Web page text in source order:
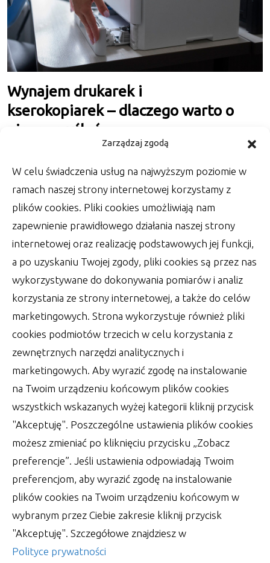
Zarządzaj zgodą
W celu świadczenia usług na najwyższym poziomie w
ramach naszej strony internetowej korzystamy z
plików cookies. Pliki cookies umożliwiają nam
zapewnienie prawidłowego działania naszej strony
internetowej oraz realizację podstawowych jej funkcji,
a po uzyskaniu Twojej zgody, pliki cookies są przez nas
wykorzystywane do dokonywania pomiarów i analiz
korzystania ze strony internetowej, a także do celów
marketingowych. Strona wykorzystuje również pliki
cookies podmiotów trzecich w celu korzystania z
zewnętrznych narzędzi analitycznych i
marketingowych. Aby wyrazić zgodę na instalowanie
na Twoim urządzeniu końcowym plików cookies
wszystkich wskazanych wyżej kategorii kliknij przycisk
"Akceptuję". Poszczególne ustawienia plików cookies
możesz zmieniać po kliknięciu przycisku „Zobacz
preferencje”. Jeśli ustawienia odpowiadają Twoim
preferencjom, aby wyrazić zgodę na instalowanie
plików cookies na Twoim urządzeniu końcowym w
wybranym przez Ciebie zakresie kliknij przycisk
"Akceptuję". Szczegółowe znajdziesz w
Polityce prywatności
Wynajem drukarek i
kserokopiarek – dlaczego warto o
nim pomyśleć
na zoptymalizowanie kosztów odkrywają coraz
autor: Tobiasz 13 lutego 2025
Jakie są sposoby aplikacji
hologramów? Przewrotny test
trwałości i skuteczności
Jakie są sposoby aplikacji hologramów?
sposoby aplikacji